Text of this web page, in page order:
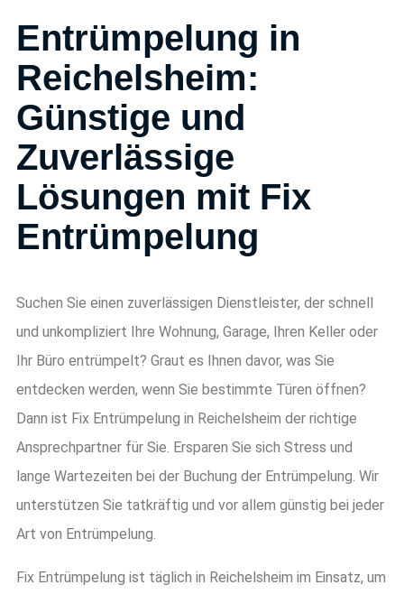
Entrümpelung in
Reichelsheim:
Günstige und
Zuverlässige
Lösungen mit Fix
Entrümpelung
Suchen Sie einen zuverlässigen Dienstleister, der schnell
und unkompliziert Ihre Wohnung, Garage, Ihren Keller oder
Ihr Büro entrümpelt? Graut es Ihnen davor, was Sie
entdecken werden, wenn Sie bestimmte Türen öffnen?
Dann ist Fix Entrümpelung in Reichelsheim der richtige
Ansprechpartner für Sie. Ersparen Sie sich Stress und
lange Wartezeiten bei der Buchung der Entrümpelung. Wir
unterstützen Sie tatkräftig und vor allem günstig bei jeder
Art von Entrümpelung.
Fix Entrümpelung ist täglich in Reichelsheim im Einsatz, um